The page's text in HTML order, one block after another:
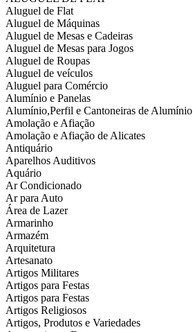
Aluguel de Flat
Aluguel de Máquinas
Aluguel de Mesas e Cadeiras
Aluguel de Mesas para Jogos
Aluguel de Roupas
Aluguel de veículos
Aluguel para Comércio
Alumínio e Panelas
Alumínio,Perfil e Cantoneiras de Alumínio
Amolação e Afiação
Amolação e Afiação de Alicates
Antiquário
Aparelhos Auditivos
Aquário
Ar Condicionado
Ar para Auto
Área de Lazer
Armarinho
Armazém
Arquitetura
Artesanato
Artigos Militares
Artigos para Festas
Artigos para Festas
Artigos Religiosos
Artigos, Produtos e Variedades